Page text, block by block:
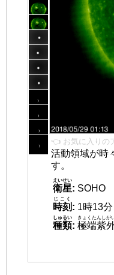
👈 お気に入りの
活動領域が時
す。
衛星
えいせい
: SOHO
時刻
じこく
: 1時13分
種類
しゅるい
: 極端紫
きょくたんしが